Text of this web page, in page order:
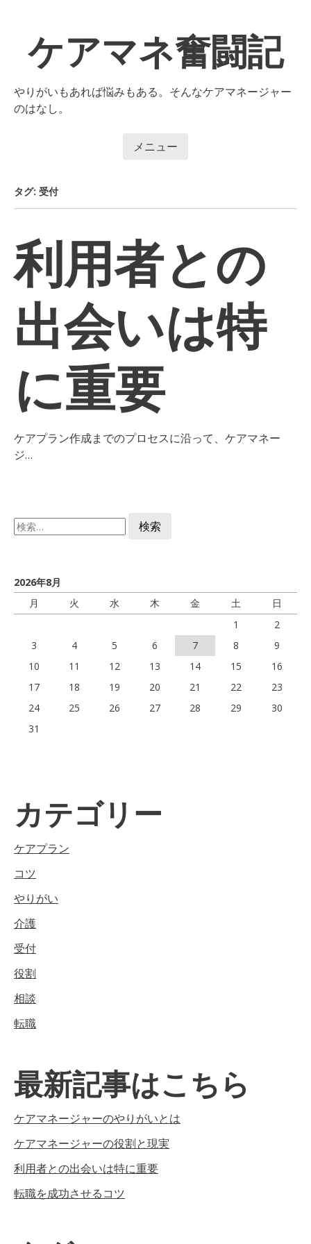
ケアマネ奮闘記
やりがいもあれば悩みもある。そんなケアマネージャー
のはなし。
メニュー
タグ: 受付
利用者との
出会いは特
に重要
ケアプラン作成までのプロセスに沿って、ケアマネー
ジ…
検
索:
2026年8月
月
火 水 木 金 土
日
1
2
3
4 5 6 7 8
9
10
11 12 13 14 15
16
17
18 19 20 21 22
23
24
25 26 27 28 29
30
31
カテゴリー
ケアプラン
コツ
やりがい
介護
受付
役割
相談
転職
最新記事はこちら
ケアマネージャーのやりがいとは
ケアマネージャーの役割と現実
利用者との出会いは特に重要
転職を成功させるコツ